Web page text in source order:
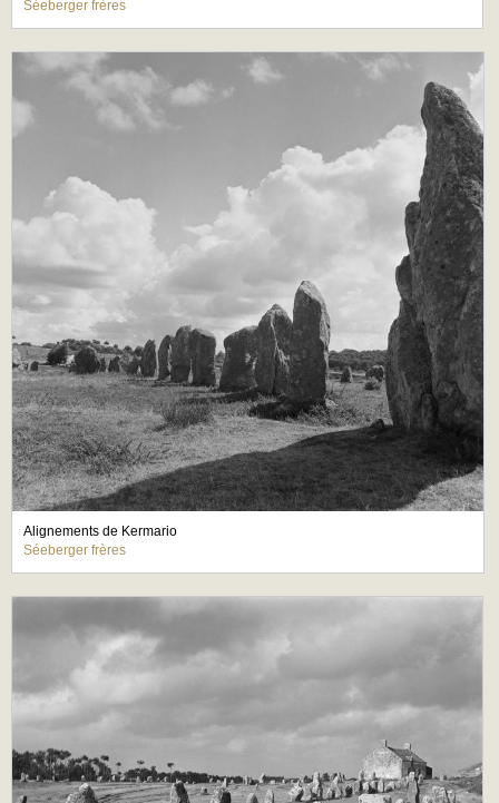
Séeberger frères
Alignements de Kermario
Séeberger frères